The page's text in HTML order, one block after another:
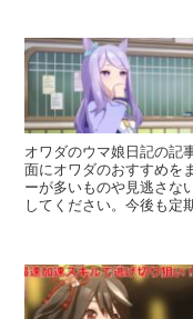
オワダのウマ娘日記の記
面にオワダのおすすめを
ーが多いものや見逃さな
してください。今後も定